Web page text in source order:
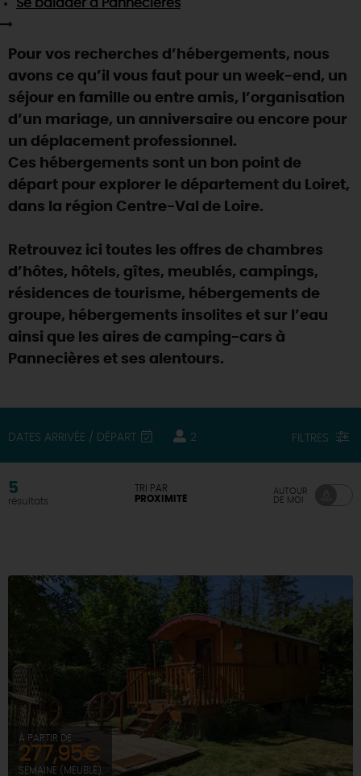
Visitesgourmandesetcréatives
Chic,une aire de pique-nique
Par ici lesguinguettes
Que rapporter du Loiret ?
La Route desMétiers d'Art
TOUT L'ART DE VIVRE
(re)Découvrir les coulisses de la Faïencerie de
Expérimenterles parcours Baludik🕵️
Rendez-vous de la nature en 2026
Des sorties en famille dans le Loiret !
Où sortir ?
AUJOURD'HUI
TOUT L'AGENDA
SE REPÉRER,SE DÉPLACER
INFOS &SERVICES
RÉSERVERMAINTENANT
Se balader à Pannecières
Pour vos recherches d’hébergements, nous
avons ce qu’il vous faut pour un week-end, un
séjour en famille ou entre amis, l’organisation
d’un mariage, un anniversaire ou encore pour
un déplacement professionnel.
Ces hébergements sont un bon point de
départ pour explorer le département du Loiret,
dans la région Centre-Val de Loire.
Retrouvez ici toutes les offres de chambres
d’hôtes, hôtels, gîtes, meublés, campings,
résidences de tourisme, hébergements de
groupe, hébergements insolites et sur l’eau
ainsi que les aires de camping-cars à
Pannecières et ses alentours.
DATES ARRIVÉE / DÉPART 2 FILTRES
5
résultats
TRI PAR
PROXIMITÉ
AUTOUR
DE MOI
À PARTIR DE
277,95€
SEMAINE (MEUBLÉ)